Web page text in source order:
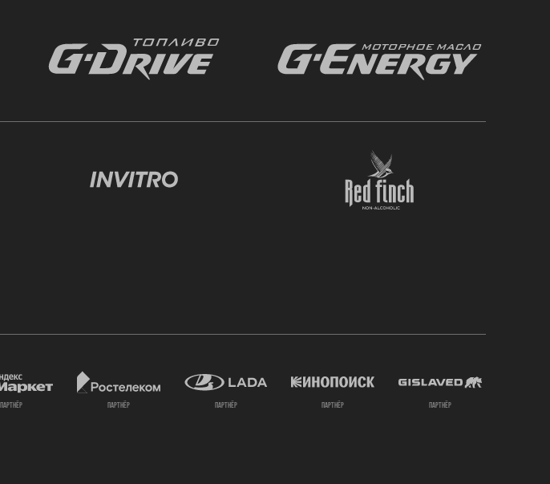
партнёр партнёр партнёр партнёр партнёр